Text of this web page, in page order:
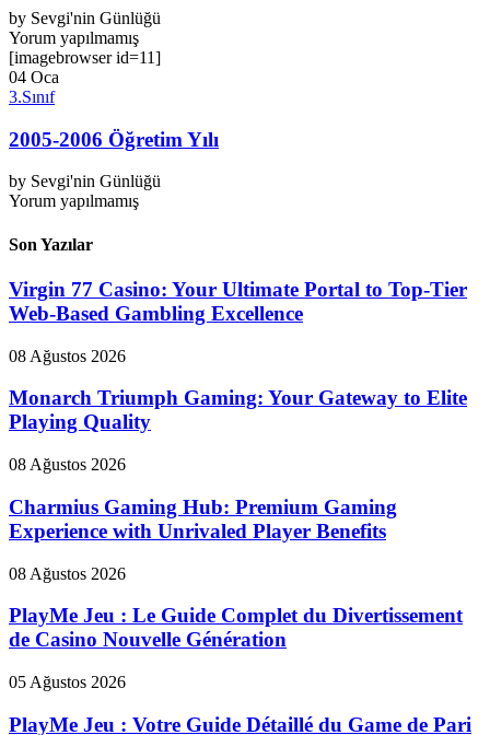
by Sevgi'nin Günlüğü
Yorum yapılmamış
[imagebrowser id=11]
04 Oca
3.Sınıf
2005-2006 Öğretim Yılı
by Sevgi'nin Günlüğü
Yorum yapılmamış
Son Yazılar
Virgin 77 Casino: Your Ultimate Portal to Top-Tier
Web-Based Gambling Excellence
08 Ağustos 2026
Monarch Triumph Gaming: Your Gateway to Elite
Playing Quality
08 Ağustos 2026
Charmius Gaming Hub: Premium Gaming
Experience with Unrivaled Player Benefits
08 Ağustos 2026
PlayMe Jeu : Le Guide Complet du Divertissement
de Casino Nouvelle Génération
05 Ağustos 2026
PlayMe Jeu : Votre Guide Détaillé du Game de Pari